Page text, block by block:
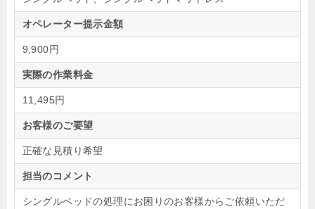
オペレーター提示金額
9,900円
実際の作業料金
11,495円
お客様のご要望
正確な見積り希望
担当のコメント
シングルベッドの処理にお困りのお客様からご依頼いただ